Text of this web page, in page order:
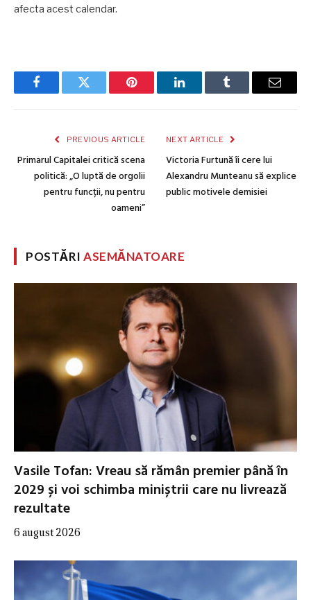
afecta acest calendar.
FacebookTwitter Pinterest LinkedInTumblr Email
PREVIOUS ARTICLE
Primarul Capitalei critică scena
politică: „O luptă de orgolii
pentru funcții, nu pentru
oameni”
NEXT ARTICLE
Victoria Furtună îi cere lui
Alexandru Munteanu să explice
public motivele demisiei
POSTĂRIASEMĂNATOARE
Vasile Tofan: Vreau să rămân premier până în
2029 și voi schimba miniștrii care nu livrează
rezultate
6 august 2026